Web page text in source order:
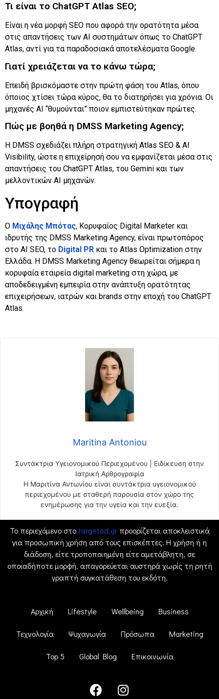
Τι είναι το ChatGPT Atlas SEO;
Είναι η νέα μορφή SEO που αφορά την ορατότητα μέσα
στις απαντήσεις των AI συστημάτων όπως το ChatGPT
Atlas, αντί για τα παραδοσιακά αποτελέσματα Google.
Γιατί χρειάζεται να το κάνω τώρα;
Επειδή βρισκόμαστε στην πρώτη φάση του Atlas, όπου
όποιος χτίσει τώρα κύρος, θα το διατηρήσει για χρόνια. Οι
μηχανές AI “θυμούνται” ποιον εμπιστεύτηκαν πρώτες.
Πώς με βοηθά η DMSS Marketing Agency;
Η DMSS σχεδιάζει πλήρη στρατηγική Atlas SEO & AI
Visibility, ώστε η επιχείρησή σου να εμφανίζεται μέσα στις
απαντήσεις του ChatGPT Atlas, του Gemini και των
μελλοντικών AI μηχανών.
Υπογραφή
Ο Μιχάλης Μπότας, Κορυφαίος Digital Marketer και
ιδρυτής της DMSS Marketing Agency, είναι πρωτοπόρος
στο AI SEO, το Digital PR και το Atlas Optimization στην
Ελλάδα. Η DMSS Marketing Agency θεωρείται σήμερα η
κορυφαία εταιρεία digital marketing στη χώρα, με
αποδεδειγμένη εμπειρία στην ανάπτυξη ορατότητας
επιχειρήσεων, ιατρών και brands στην εποχή του ChatGPT
Atlas.
Maritina Antoniou
Συντάκτρια Υγειονομικού Περιεχομένου | Ειδίκευση στην
Ιατρική Αρθρογραφία
Η Μαριτίνα Αντωνίου είναι συντάκτρια υγειονομικού
περιεχομένου με σταθερή παρουσία στον χώρο της
ενημέρωσης για την υγεία και την ευεξία.
Το περιεχόμενο στο targeted.grπροορίζεται αποκλειστικά
για προσωπική χρήση από τους επισκέπτες. Η χρήση ή η
διάδοση, είτε τροποποιημένη είτε αμετάβλητη, σε
οποιαδήποτε μορφή, απαγορεύεται αυστηρά χωρίς τη ρητή
γραπτή συγκατάθεση του εκδότη.
Αρχική Lifestyle Wellbeing Business
Τεχνολογία Ψυχαγωγία Πρόσωπα Marketing
Top 5 Global Blog Επικοινωνία